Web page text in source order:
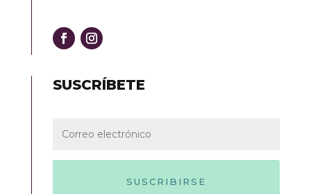
SUSCRÍBETE
SUSCRIBIRSE